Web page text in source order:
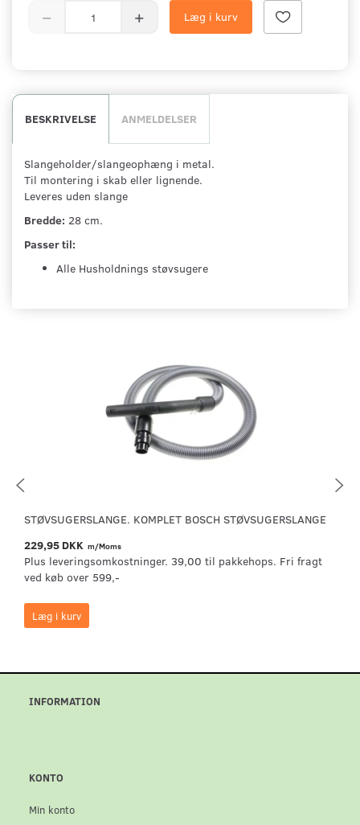
Læg i kurv
BESKRIVELSE ANMELDELSER
Slangeholder/slangeophæng i metal.
Til montering i skab eller lignende.
Leveres uden slange
Bredde: 28 cm.
Passer til:
Alle Husholdnings støvsugere
STØVSUGERSLANGE. KOMPLET BOSCH STØVSUGERSLANGE
229,95 DKK m/Moms
Plus leveringsomkostninger. 39,00 til pakkehops. Fri fragt
ved køb over 599,-
Læg i kurv
INFORMATION
KONTO
Min konto